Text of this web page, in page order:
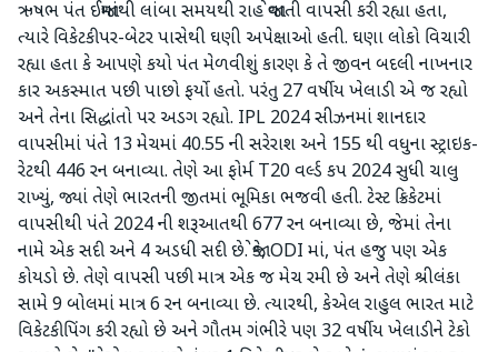
ઋષભ પંત ઈજામાંથી લાંબા સમયથી રાહ જોવાતી વાપસી કરી રહ્યા હતા,
ત્યારે વિકેટકીપર-બેટર પાસેથી ઘણી અપેક્ષાઓ હતી. ઘણા લોકો વિચારી
રહ્યા હતા કે આપણે કયો પંત મેળવીશું કારણ કે તે જીવન બદલી નાખનાર
કાર અકસ્માત પછી પાછો ફર્યો હતો. પરંતુ 27 વર્ષીય ખેલાડી એ જ રહ્યો
અને તેના સિદ્ધાંતો પર અડગ રહ્યો. IPL 2024 સીઝનમાં શાનદાર
વાપસીમાં પંતે 13 મેચમાં 40.55 ની સરેરાશ અને 155 થી વધુના સ્ટ્રાઇક-
રેટથી 446 રન બનાવ્યા. તેણે આ ફોર્મ T20 વર્લ્ડ કપ 2024 સુધી ચાલુ
રાખ્યું, જ્યાં તેણે ભારતની જીતમાં ભૂમિકા ભજવી હતી. ટેસ્ટ ક્રિકેટમાં
વાપસીથી પંતે 2024 ની શરૂઆતથી 677 રન બનાવ્યા છે, જેમાં તેના
નામે એક સદી અને 4 અડધી સદી છે. જોકે, ODI માં, પંત હજુ પણ એક
કોયડો છે. તેણે વાપસી પછી માત્ર એક જ મેચ રમી છે અને તેણે શ્રીલંકા
સામે 9 બોલમાં માત્ર 6 રન બનાવ્યા છે. ત્યારથી, કેએલ રાહુલ ભારત માટે
વિકેટકીપિંગ કરી રહ્યો છે અને ગૌતમ ગંભીરે પણ 32 વર્ષીય ખેલાડીને ટેકો